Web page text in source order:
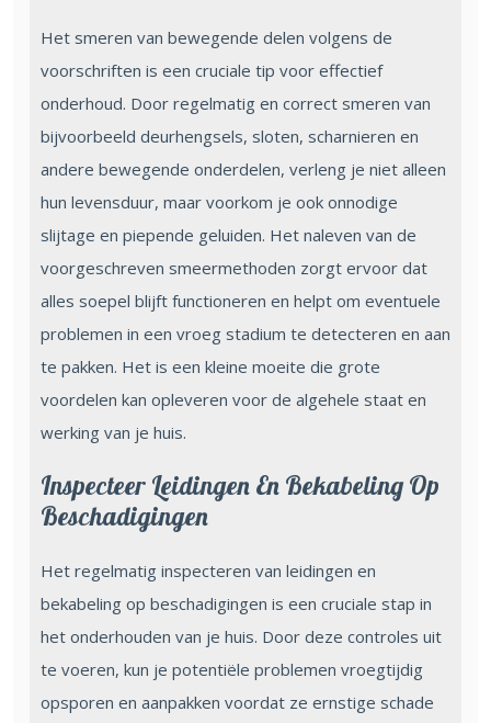
Het smeren van bewegende delen volgens de
voorschriften is een cruciale tip voor effectief
onderhoud. Door regelmatig en correct smeren van
bijvoorbeeld deurhengsels, sloten, scharnieren en
andere bewegende onderdelen, verleng je niet alleen
hun levensduur, maar voorkom je ook onnodige
slijtage en piepende geluiden. Het naleven van de
voorgeschreven smeermethoden zorgt ervoor dat
alles soepel blijft functioneren en helpt om eventuele
problemen in een vroeg stadium te detecteren en aan
te pakken. Het is een kleine moeite die grote
voordelen kan opleveren voor de algehele staat en
werking van je huis.
Inspecteer Leidingen En Bekabeling Op
Beschadigingen
Het regelmatig inspecteren van leidingen en
bekabeling op beschadigingen is een cruciale stap in
het onderhouden van je huis. Door deze controles uit
te voeren, kun je potentiële problemen vroegtijdig
opsporen en aanpakken voordat ze ernstige schade